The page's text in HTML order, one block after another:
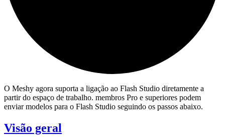
O Meshy agora suporta a ligação ao Flash Studio diretamente a
partir do espaço de trabalho. membros Pro e superiores podem
enviar modelos para o Flash Studio seguindo os passos abaixo.
Visão geral